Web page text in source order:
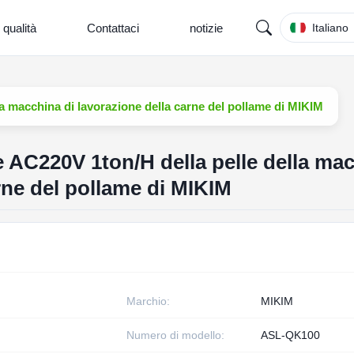
Contattaci notizie Italiano
di lavorazione della carne del pollame di MIKIM
1ton/H della pelle della
del pollame di MIKIM
Marchio: MIKIM
Numero di modello: ASL-QK100